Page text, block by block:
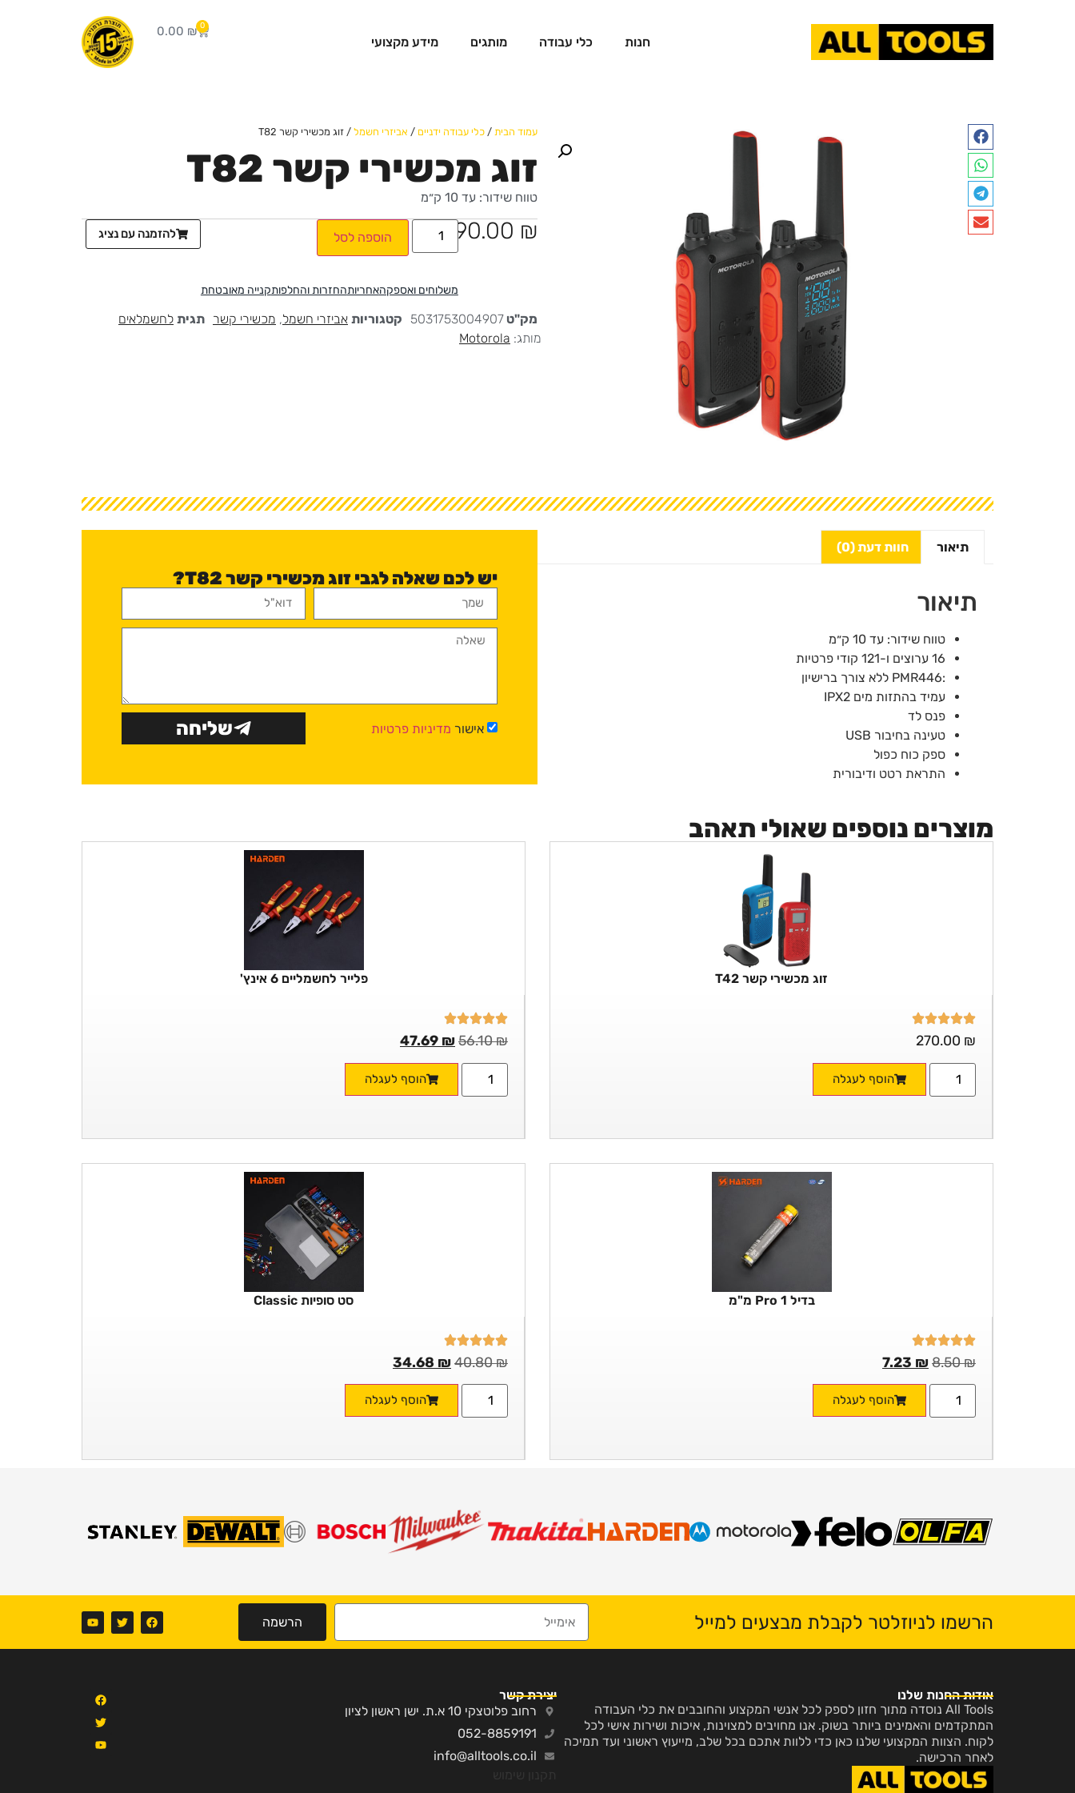
חנות כלי עבודה מותגים מידע מקצועי
0.00 ₪ 0
עמוד הבית / כלי עבודה ידניים / אביזרי חשמל / זוג מכשירי קשר T82
זוג מכשירי קשר T82
טווח שידור: עד 10 ק״מ
590.00 ₪ הוספה לסל
משלוחים ואספקהאחריותהחזרות והחלפותקנייה מאובטחת
להזמנה עם נציג
מק"ט 5031753004907 קטגוריות אביזרי חשמל, מכשירי קשר תגית לחשמלאים
מותג: Motorola
תיאור חוות דעת (0)
תיאור
טווח שידור: עד 10 ק״מ
16 ערוצים ו-121 קודי פרטיות
:PMR446 ללא צורך ברישיון
עמיד בהתזות מים IPX2
פנס לד
טעינה בחיבור USB
ספק כוח כפול
התראת רטט ודיבורית
יש לכם שאלה לגבי זוג מכשירי קשר T82?
אישור מדיניות פרטיות שליחה
מוצרים נוספים שאולי תאהב
זוג מכשירי קשר T42
270.00 ₪
הוסף לעגלה
פלייר לחשמליים 6 אינץ'
56.10₪
47.69 ₪
הוסף לעגלה
בדיל Pro 1 מ"מ
8.50₪
7.23 ₪
הוסף לעגלה
סט סופיות Classic
40.80₪
34.68 ₪
הוסף לעגלה
הרשמו לניוזלטר לקבלת מבצעים למייל הרשמה
אודות החנות שלנו
All Tools נוסדה מתוך חזון לספק לכל אנשי המקצוע והחובבים את כלי העבודה
המתקדמים והאמינים ביותר בשוק. אנו מחויבים למצוינות, איכות ושירות אישי לכל
לקוח. הצוות המקצועי שלנו כאן כדי ללוות אתכם בכל שלב, מייעוץ ראשוני ועד תמיכה
לאחר הרכישה.
יצירת קשר
רחוב פלוטצקי 10 א.ת. ישן ראשון לציון
052-8859191
info@alltools.co.il